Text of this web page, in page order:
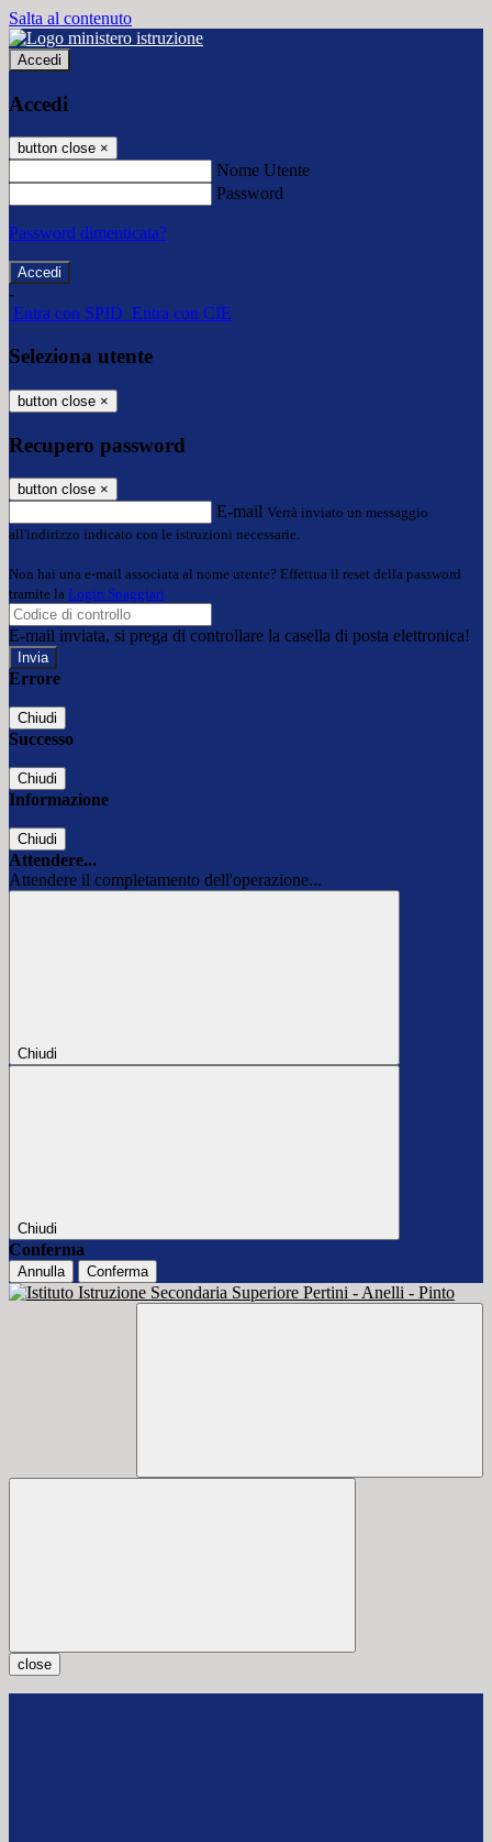
Salta al contenuto
Accedi
Accedi
button close ×
Nome Utente
Password
Password dimenticata?
-
Entra con SPID Entra con CIE
Seleziona utente
button close ×
Recupero password
button close ×
E-mail Verrà inviato un messaggio
all'indirizzo indicato con le istruzioni necessarie.
Non hai una e-mail associata al nome utente? Effettua il reset della password
tramite la Login Spaggiari
E-mail inviata, si prega di controllare la casella di posta elettronica!
Errore
Chiudi
Successo
Chiudi
Informazione
Chiudi
Attendere...
Attendere il completamento dell'operazione...
Chiudi
Chiudi
Conferma
Annulla Conferma
close